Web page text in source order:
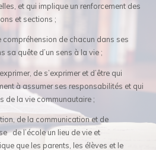
et qui implique un renforcement des
et sections ;
compréhension de chacun dans ses
sa quête d’un sens à la vie ;
de s’exprimer et d’être qui
à assumer ses responsabilités et qui
de la vie communautaire ;
de la communication et de
de l’école un lieu de vie et
que les parents, les élèves et le